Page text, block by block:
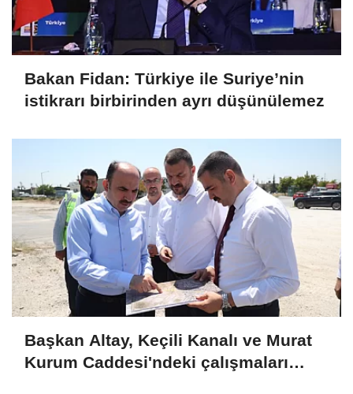
Bakan Fidan: Türkiye ile Suriye’nin
istikrarı birbirinden ayrı düşünülemez
Başkan Altay, Keçili Kanalı ve Murat
Kurum Caddesi'ndeki çalışmaları